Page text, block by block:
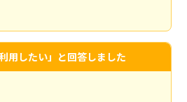
用したい」と回答しました